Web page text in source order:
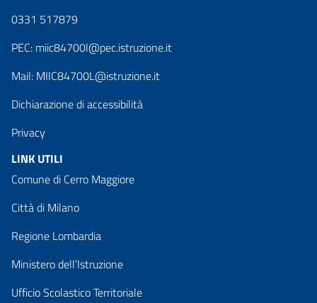
0331 517879
PEC: miic84700l@pec.istruzione.it
Mail: MIIC84700L@istruzione.it
Dichiarazione di accessibilità
Privacy
LINK UTILI
Comune di Cerro Maggiore
Città di Milano
Regione Lombardia
Ministero dell’Istruzione
Ufficio Scolastico Territoriale